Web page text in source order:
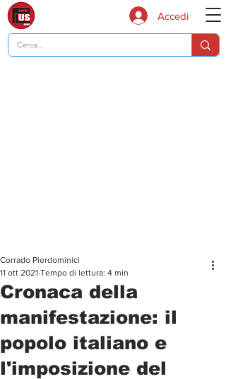
Accedi
Cronaca della
manifestazione: il
popolo italiano e
l'imposizione del
Corrado Pierdominici
11 ott 2021 Tempo di lettura: 4 min